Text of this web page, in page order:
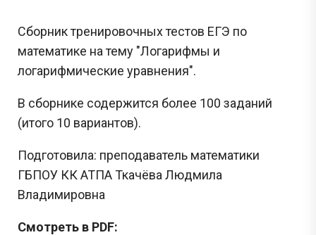
Сборник тренировочных тестов ЕГЭ по
математике на тему "Логарифмы и
логарифмические уравнения".
В сборнике содержится более 100 заданий
(итого 10 вариантов).
Подготовила: преподаватель математики
ГБПОУ КК АТПА Ткачёва Людмила
Владимировна
Смотреть в PDF: